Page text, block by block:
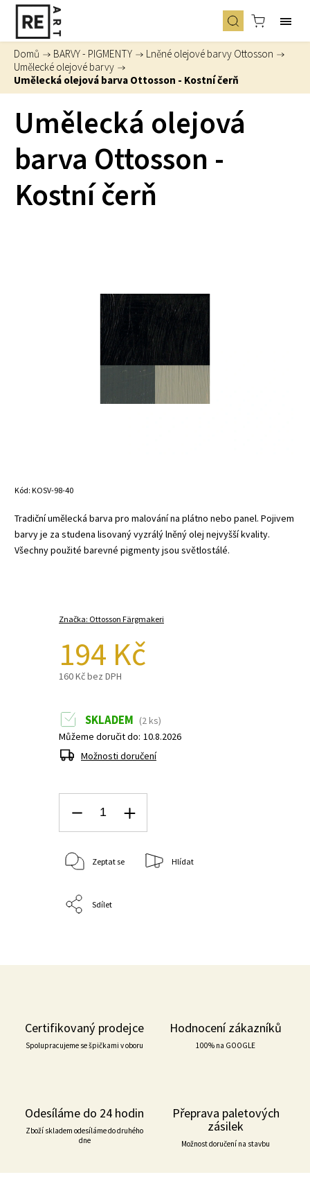
Domů / BARVY - PIGMENTY / Lněné olejové barvy Ottosson /
Umělecké olejové barvy /
Umělecká olejová barva Ottosson - Kostní čerň
Umělecká olejová
barva Ottosson -
Kostní čerň
Kód: KOSV-98-40
Tradiční umělecká barva pro malování na plátno nebo panel. Pojivem
barvy je za studena lisovaný vyzrálý lněný olej nejvyšší kvality.
Všechny použité barevné pigmenty jsou světlostálé.
Značka: Ottosson Färgmakeri
194 Kč
160 Kč bez DPH
SKLADEM (2 ks)
Můžeme doručit do: 10.8.2026
Možnosti doručení
Zeptat se Hlídat
Sdílet
Certifikovaný prodejce
Spolupracujeme se špičkami v oboru
Hodnocení zákazníků
100% na GOOGLE
Odesíláme do 24 hodin
Zboží skladem odesíláme do druhého
dne
Přeprava paletových
zásilek
Možnost doručení na stavbu